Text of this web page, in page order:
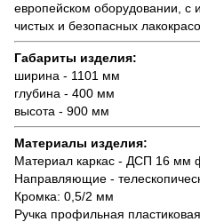
европейском оборудовании, с
чистых и безопасных
Габариты изделия:
ширина - 1101 мм
глубина - 400 мм
высота - 900 мм
Материалы изделия:
Материал каркас - ДСП 16
Направляющие -
Кромка: 0,5/2 мм
Ручка профильная пластиковая